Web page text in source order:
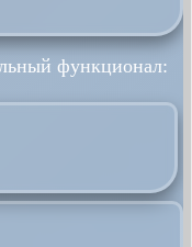
функционал: